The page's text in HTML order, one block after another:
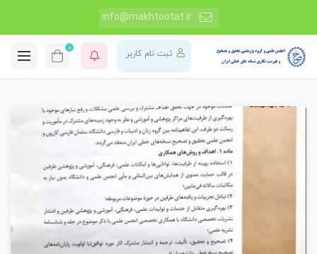
info@makhtootat.ir
ثبت نام کاربر
0